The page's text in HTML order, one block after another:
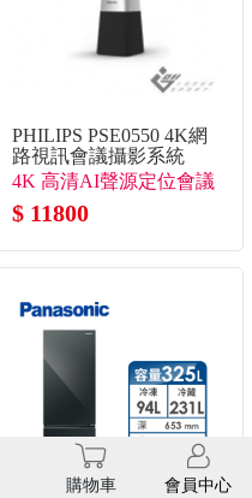
PHILIPS PSE0550 4K網
路視訊會議攝影系統
4K 高清AI聲源定位會議
神器
$ 11800
購物車 會員中心